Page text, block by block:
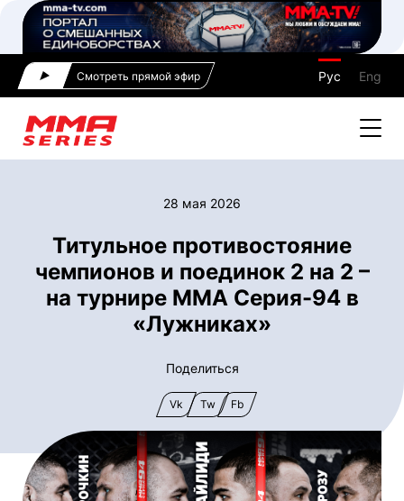
Смотреть прямой эфир Рус Eng
28 мая 2026
Титульное противостояние
чемпионов и поединок 2 на 2 –
на турнире ММА Серия-94 в
«Лужниках»
Поделиться
Vk Tw Fb